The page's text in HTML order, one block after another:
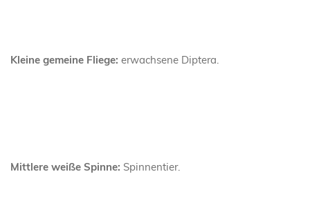
Kleine gemeine Fliege: erwachsene Diptera.
Mittlere weiße Spinne: Spinnentier.